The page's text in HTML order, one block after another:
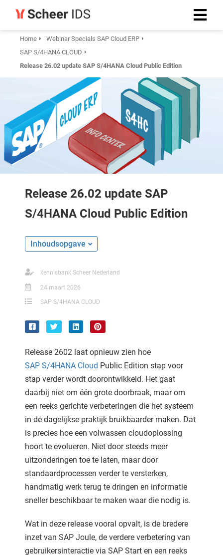
Home
Webinar Specials SAP Cloud ERP
SAP S/4HANA CLOUD
Release 26.02 update SAP S/4HANA Cloud Public Edition
Release 26.02 update SAP
S/4HANA Cloud Public Edition
Inhoudsopgave
kennisbank Scheer Nederland
24 maart 2026
SAP S/4HANA CLOUD
Release 2602 laat opnieuw zien hoe
SAP S/4HANA Cloud Public Edition stap voor
stap verder wordt doorontwikkeld. Het gaat
daarbij niet om één grote doorbraak, maar om
een reeks gerichte verbeteringen die het systeem
in de dagelijkse praktijk bruikbaarder maken. Dat
is precies hoe een volwassen cloudoplossing
hoort te evolueren. Niet door steeds meer
uitzonderingen toe te laten, maar door
standaardprocessen verder te versterken,
handmatig werk terug te dringen en informatie
sneller beschikbaar te maken waar die nodig is.
Wat in deze release vooral opvalt, is de bredere
inzet van SAP Joule, de verdere verbetering van
gebruikersinteractie via SAP Start en een reeks